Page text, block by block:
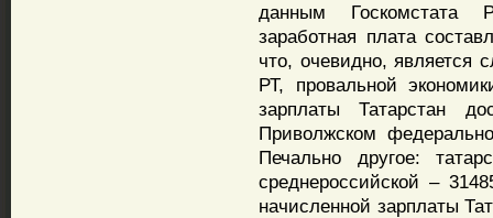
данным Госкомстата
заработная плата
что, очевидно, является
РТ, провальной
зарплаты Татарстан
Приволжском
Печально другое:
среднероссийской –
начисленной зарплаты